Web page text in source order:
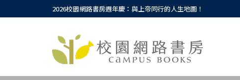
2026校園網路書房週年慶：與上帝同行的人生地圖！